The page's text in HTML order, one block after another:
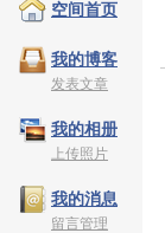
空间首页
我的博客
发表文章
我的相册
上传照片
我的消息
留言管理